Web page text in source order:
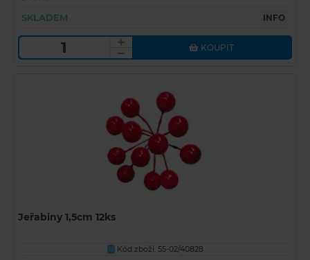
SKLADEM INFO
KOUPIT
Jeřabiny 1,5cm 12ks
U Kód zboží: 55-02/40828